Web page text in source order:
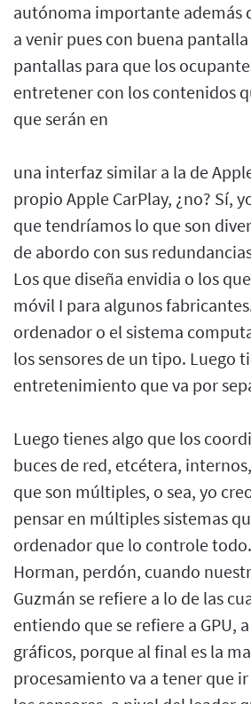
autónoma importante además
a venir pues con buena
pantallas para que los
entretener con los contenidos
que serán en
una interfaz similar a la de
propio Apple CarPlay, ¿no? Sí,
que tendríamos lo que son
de abordo con sus
Los que diseña envidia o los
móvil I para algunos
ordenador o el sistema
los sensores de un tipo. Luego
entretenimiento que va por
Luego tienes algo que los
buces de red, etcétera,
que son múltiples, o sea, yo
pensar en múltiples sistemas
ordenador que lo controle
Horman, perdón, cuando
Guzmán se refiere a lo de las
entiendo que se refiere a GPU,
gráficos, porque al final es la
procesamiento va a tener que